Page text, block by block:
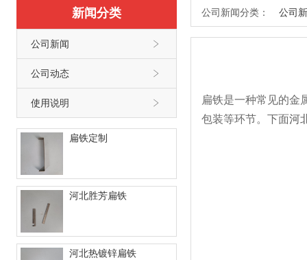
新闻分类
公司新闻 
公司动态 
使用说明 
扁铁定制
河北胜芳扁铁
河北热镀锌扁铁
公司新闻分类： 公司
扁铁是一种常见的金
包装等环节。下面河